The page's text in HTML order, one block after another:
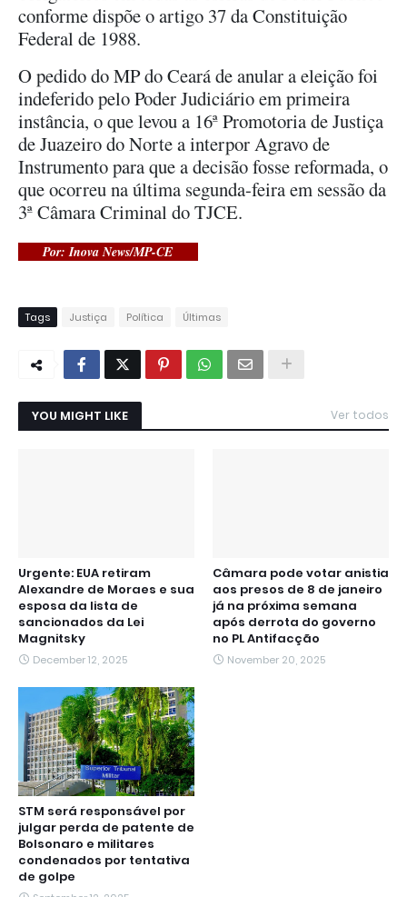
conforme dispõe o artigo 37 da Constituição
Federal de 1988.
O pedido do MP do Ceará de anular a eleição foi
indeferido pelo Poder Judiciário em primeira
instância, o que levou a 16ª Promotoria de Justiça
de Juazeiro do Norte a interpor Agravo de
Instrumento para que a decisão fosse reformada, o
que ocorreu na última segunda-feira em sessão da
3ª Câmara Criminal do TJCE.
Por: Inova News/MP-CE
Tags Justiça Política Últimas
YOU MIGHT LIKE Ver todos
Urgente: EUA retiram
Alexandre de Moraes e sua
esposa da lista de
sancionados da Lei
Magnitsky
December 12, 2025
Câmara pode votar anistia
aos presos de 8 de janeiro
já na próxima semana
após derrota do governo
no PL Antifacção
November 20, 2025
STM será responsável por
julgar perda de patente de
Bolsonaro e militares
condenados por tentativa
de golpe